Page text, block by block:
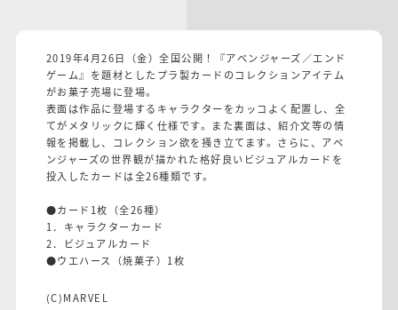
2019年4月26日（金）全国公開！『アベンジャーズ／エンド
ゲーム』を題材としたプラ製カードのコレクションアイテム
がお菓子売場に登場。
表面は作品に登場するキャラクターをカッコよく配置し、全
てがメタリックに輝く仕様です。また裏面は、紹介文等の情
報を掲載し、コレクション欲を掻き立てます。さらに、アベ
ンジャーズの世界観が描かれた格好良いビジュアルカードを
投入したカードは全26種類です。
●カード1枚（全26種）
1．キャラクターカード
2．ビジュアルカード
●ウエハース（焼菓子）1枚
(C)MARVEL